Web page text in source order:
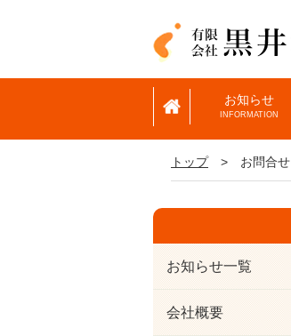
お知らせ
INFORMATION
トップ> お問合せ
お知らせ一覧
会社概要